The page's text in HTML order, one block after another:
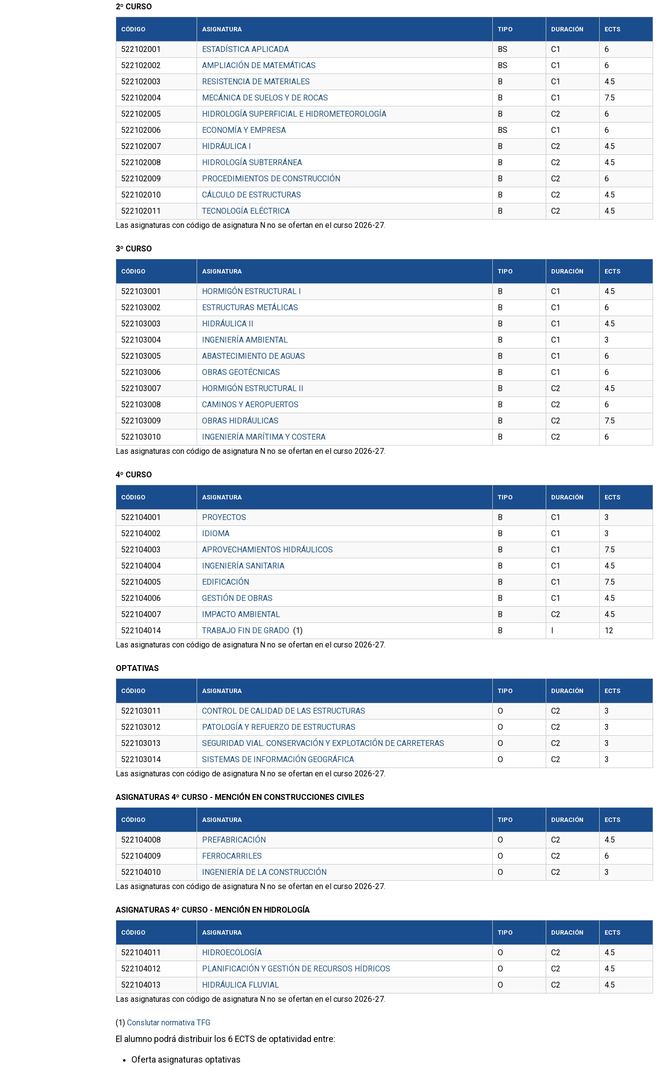
2º CURSO
CÓDIGO ASIGNATURA TIPO DURACIÓN ECTS
522102001 ESTADÍSTICA APLICADA BS C1
6
522102002
AMPLIACIÓN DE MATEMÁTICAS BS C1
6
522102003
RESISTENCIA DE MATERIALES B C1
4.5
522102004
MECÁNICA DE SUELOS Y DE ROCAS B C1
7.5
522102005
HIDROLOGÍA SUPERFICIAL E HIDROMETEOROLOGÍA B C2
6
522102006
ECONOMÍA Y EMPRESA BS C1
6
522102007
HIDRÁULICA I B C2
4.5
522102008
HIDROLOGÍA SUBTERRÁNEA B C2
4.5
522102009
PROCEDIMIENTOS DE CONSTRUCCIÓN B C2
6
522102010
CÁLCULO DE ESTRUCTURAS B C2
4.5
522102011
TECNOLOGÍA ELÉCTRICA B C2
4.5
Las asignaturas con código de asignatura N no se ofertan en el curso 2026-27.
3º CURSO
CÓDIGO ASIGNATURA TIPO DURACIÓN ECTS
522103001 HORMIGÓN ESTRUCTURAL I B C1
4.5
522103002
ESTRUCTURAS METÁLICAS B C1
6
522103003
HIDRÁULICA II B C1
4.5
522103004
INGENIERÍA AMBIENTAL B C1
3
522103005
ABASTECIMIENTO DE AGUAS B C1
6
522103006
OBRAS GEOTÉCNICAS B C1
6
522103007
HORMIGÓN ESTRUCTURAL II B C2
4.5
522103008
CAMINOS Y AEROPUERTOS B C2
6
522103009
OBRAS HIDRÁULICAS B C2
7.5
522103010
INGENIERÍA MARÍTIMA Y COSTERA B C2
6
Las asignaturas con código de asignatura N no se ofertan en el curso 2026-27.
4º CURSO
CÓDIGO ASIGNATURA TIPO DURACIÓN ECTS
522104001 PROYECTOS B C1
3
522104002
IDIOMA B C1
3
522104003
APROVECHAMIENTOS HIDRÁULICOS B C1
7.5
522104004
INGENIERÍA SANITARIA B C1
4.5
522104005
EDIFICACIÓN B C1
7.5
522104006
GESTIÓN DE OBRAS B C1
4.5
522104007
IMPACTO AMBIENTAL B C2
4.5
522104014
TRABAJO FIN DE GRADO (1) B I
12
Las asignaturas con código de asignatura N no se ofertan en el curso 2026-27.
OPTATIVAS
CÓDIGO ASIGNATURA TIPO DURACIÓN ECTS
522103011 CONTROL DE CALIDAD DE LAS ESTRUCTURAS O C2
3
522103012
PATOLOGÍA Y REFUERZO DE ESTRUCTURAS O C2
3
522103013
SEGURIDAD VIAL. CONSERVACIÓN Y EXPLOTACIÓN DE CARRETERAS O C2
3
522103014
SISTEMAS DE INFORMACIÓN GEOGRÁFICA O C2
3
Las asignaturas con código de asignatura N no se ofertan en el curso 2026-27.
ASIGNATURAS 4º CURSO - MENCIÓN EN CONSTRUCCIONES CIVILES
CÓDIGO ASIGNATURA TIPO DURACIÓN ECTS
522104008 PREFABRICACIÓN O C2
4.5
522104009
FERROCARRILES O C2
6
522104010
INGENIERÍA DE LA CONSTRUCCIÓN O C2
3
Las asignaturas con código de asignatura N no se ofertan en el curso 2026-27.
ASIGNATURAS 4º CURSO - MENCIÓN EN HIDROLOGÍA
CÓDIGO ASIGNATURA TIPO DURACIÓN ECTS
522104011 HIDROECOLOGÍA O C2
4.5
522104012
PLANIFICACIÓN Y GESTIÓN DE RECURSOS HÍDRICOS O C2
4.5
522104013
HIDRÁULICA FLUVIAL O C2
4.5
Las asignaturas con código de asignatura N no se ofertan en el curso 2026-27.
(1) Conslutar normativa TFG
El alumno podrá distribuir los 6 ECTS de optatividad entre:
Oferta asignaturas optativas